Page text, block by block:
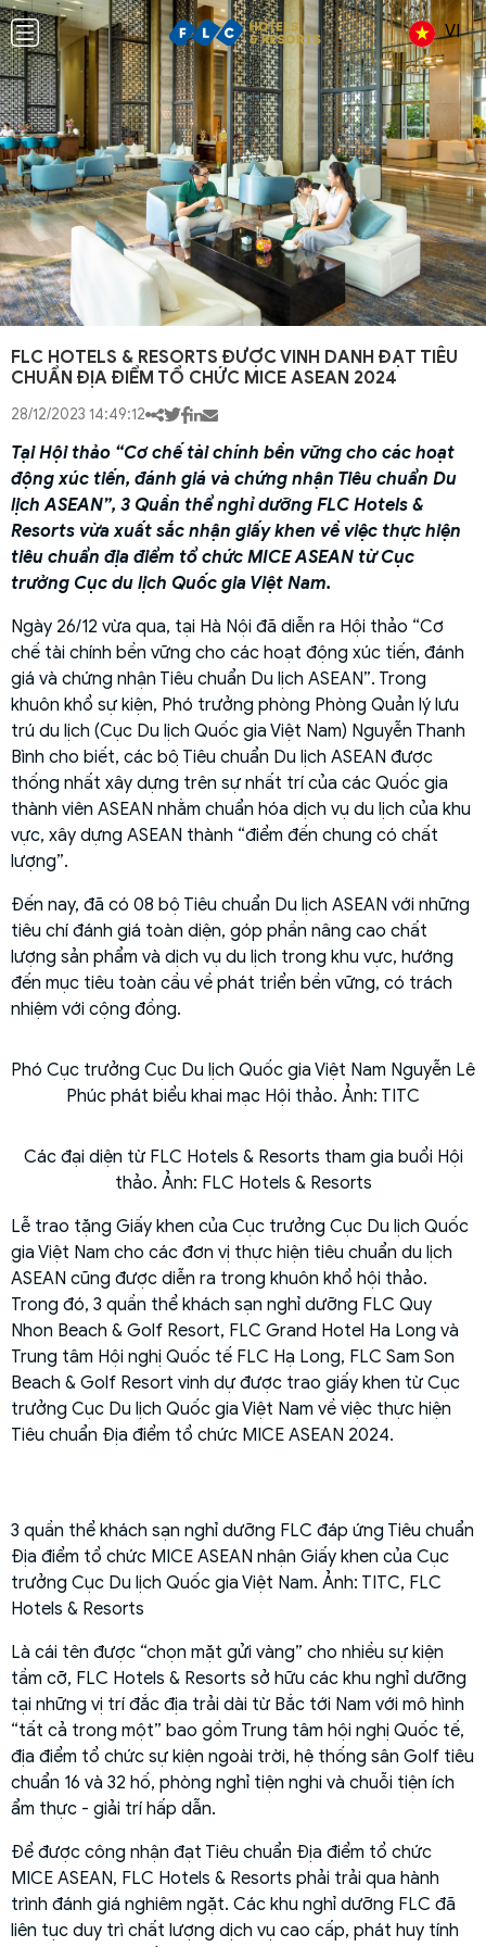
VI
FLC HOTELS & RESORTS ĐƯỢC VINH DANH ĐẠT TIÊU
CHUẨN ĐỊA ĐIỂM TỔ CHỨC MICE ASEAN 2024
28/12/2023 14:49:12
Tại Hội thảo “Cơ chế tài chính bền vững cho các hoạt
động xúc tiến, đánh giá và chứng nhận Tiêu chuẩn Du
lịch ASEAN”, 3 Quần thể nghỉ dưỡng FLC Hotels &
Resorts vừa xuất sắc nhận giấy khen về việc thực hiện
tiêu chuẩn địa điểm tổ chức MICE ASEAN từ Cục
trưởng Cục du lịch Quốc gia Việt Nam.
Ngày 26/12 vừa qua, tại Hà Nội đã diễn ra Hội thảo “Cơ
chế tài chính bền vững cho các hoạt động xúc tiến, đánh
giá và chứng nhận Tiêu chuẩn Du lịch ASEAN”. Trong
khuôn khổ sự kiện, Phó trưởng phòng Phòng Quản lý lưu
trú du lịch (Cục Du lịch Quốc gia Việt Nam) Nguyễn Thanh
Bình cho biết, các bộ Tiêu chuẩn Du lịch ASEAN được
thống nhất xây dựng trên sự nhất trí của các Quốc gia
thành viên ASEAN nhằm chuẩn hóa dịch vụ du lịch của khu
vực, xây dựng ASEAN thành “điểm đến chung có chất
lượng”.
Đến nay, đã có 08 bộ Tiêu chuẩn Du lịch ASEAN với những
tiêu chí đánh giá toàn diện, góp phần nâng cao chất
lượng sản phẩm và dịch vụ du lịch trong khu vực, hướng
đến mục tiêu toàn cầu về phát triển bền vững, có trách
nhiệm với cộng đồng.
Phó Cục trưởng Cục Du lịch Quốc gia Việt Nam Nguyễn Lê
Phúc phát biểu khai mạc Hội thảo. Ảnh: TITC
Các đại diện từ FLC Hotels & Resorts tham gia buổi Hội
thảo. Ảnh: FLC Hotels & Resorts
Lễ trao tặng Giấy khen của Cục trưởng Cục Du lịch Quốc
gia Việt Nam cho các đơn vị thực hiện tiêu chuẩn du lịch
ASEAN cũng được diễn ra trong khuôn khổ hội thảo.
Trong đó, 3 quần thể khách sạn nghỉ dưỡng FLC Quy
Nhon Beach & Golf Resort, FLC Grand Hotel Ha Long và
Trung tâm Hội nghị Quốc tế FLC Hạ Long, FLC Sam Son
Beach & Golf Resort vinh dự được trao giấy khen từ Cục
trưởng Cục Du lịch Quốc gia Việt Nam về việc thực hiện
Tiêu chuẩn Địa điểm tổ chức MICE ASEAN 2024.
3 quần thể khách sạn nghỉ dưỡng FLC đáp ứng Tiêu chuẩn
Địa điểm tổ chức MICE ASEAN nhận Giấy khen của Cục
trưởng Cục Du lịch Quốc gia Việt Nam. Ảnh: TITC, FLC
Hotels & Resorts
Là cái tên được “chọn mặt gửi vàng” cho nhiều sự kiện
tầm cỡ, FLC Hotels & Resorts sở hữu các khu nghỉ dưỡng
tại những vị trí đắc địa trải dài từ Bắc tới Nam với mô hình
“tất cả trong một” bao gồm Trung tâm hội nghị Quốc tế,
địa điểm tổ chức sự kiện ngoài trời, hệ thống sân Golf tiêu
chuẩn 16 và 32 hố, phòng nghỉ tiện nghi và chuỗi tiện ích
ẩm thực - giải trí hấp dẫn.
Để được công nhận đạt Tiêu chuẩn Địa điểm tổ chức
MICE ASEAN, FLC Hotels & Resorts phải trải qua hành
trình đánh giá nghiêm ngặt. Các khu nghỉ dưỡng FLC đã
liên tục duy trì chất lượng dịch vụ cao cấp, phát huy tính